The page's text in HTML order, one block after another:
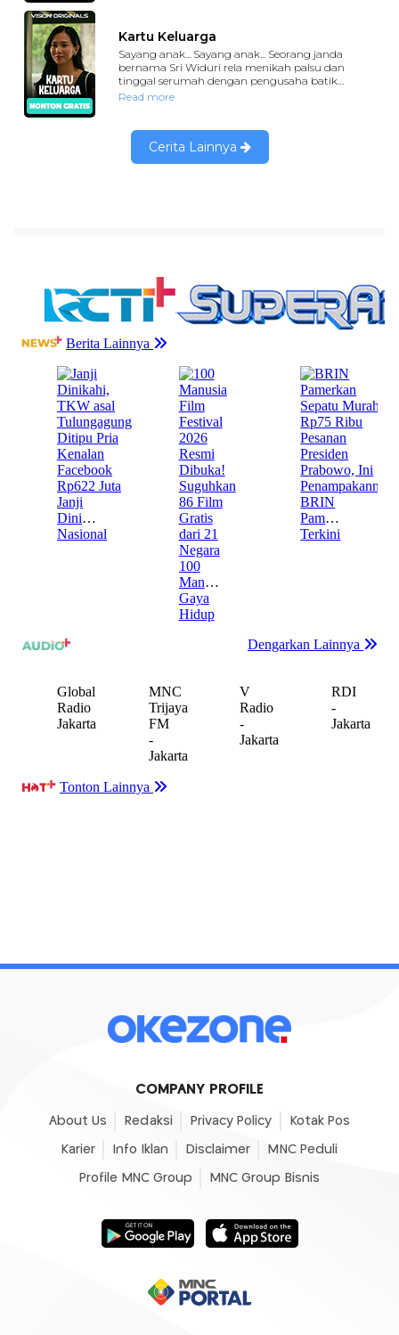
COMPANY PROFILE
About Us Redaksi Privacy Policy Kotak Pos
Karier Info Iklan Disclaimer MNC Peduli
Profile MNC Group MNC Group Bisnis